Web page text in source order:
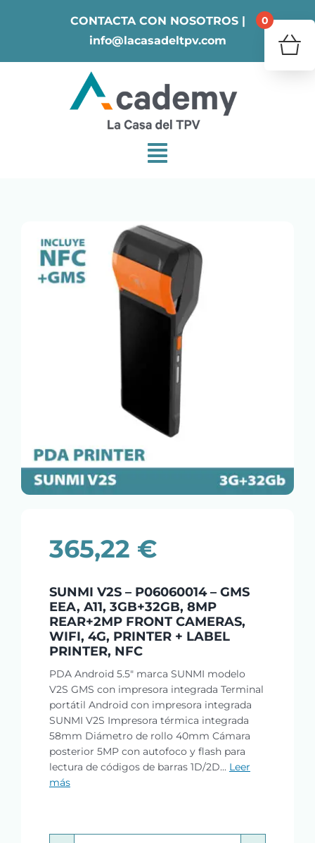
CONTACTA CON NOSOTROS |
info@lacasadeltpv.com
365,22 €
SUNMI V2S – P06060014 – GMS
EEA, A11, 3GB+32GB, 8MP
REAR+2MP FRONT CAMERAS,
WIFI, 4G, PRINTER + LABEL
PRINTER, NFC
PDA Android 5.5" marca SUNMI modelo
V2S GMS con impresora integrada Terminal
portátil Android con impresora integrada
SUNMI V2S Impresora térmica integrada
58mm Diámetro de rollo 40mm Cámara
posterior 5MP con autofoco y flash para
lectura de códigos de barras 1D/2D... Leer
más
0